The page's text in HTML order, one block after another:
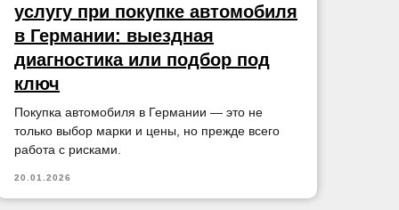
услугу при покупке автомобиля
в Германии: выездная
диагностика или подбор под
ключ
Покупка автомобиля в Германии — это не
только выбор марки и цены, но прежде всего
работа с рисками.
20.01.2026